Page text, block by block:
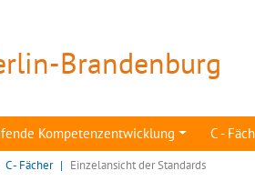
Brandenburg
Kompetenzentwicklung C -
C - Fächer Einzelansicht der Standards